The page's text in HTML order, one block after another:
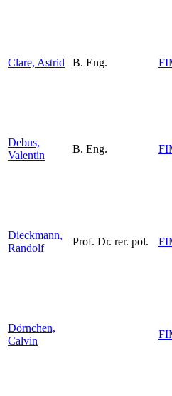
Clare, Astrid B. Eng.
Debus,
Valentin
B. Eng.
Dieckmann,
Randolf
Prof. Dr. rer. pol.
Dörnchen,
Calvin